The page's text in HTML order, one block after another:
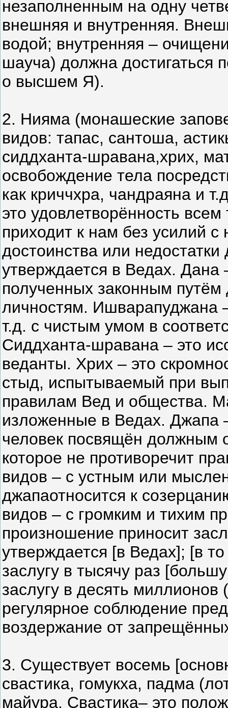
незаполненным на одну
внешняя и внутренняя.
водой; внутренняя –
шауча) должна достигаться
о высшем Я).
2. Нияма (монашеские
видов: тапас, сантоша,
сиддханта-шравана,хрих,
освобождение тела
как криччхра, чандраяна и
это удовлетворённость
приходит к нам без усилий
достоинства или недостатки
утверждается в Ведах. Дана
полученных законным путём
личностям. Ишварапуджана
т.д. с чистым умом в
Сиддханта-шравана – это
веданты. Хрих – это
стыд, испытываемый при
правилам Вед и общества.
изложенные в Ведах. Джапа
человек посвящён должным
которое не противоречит
видов – с устным или
джапаотносится к
видов – с громким и тихим
произношение приносит
утверждается [в Ведах]; [в
заслугу в тысячу раз
заслугу в десять
регулярное соблюдение
воздержание от
3. Существует восемь
свастика, гомукха, падма
майура. Свастика– это